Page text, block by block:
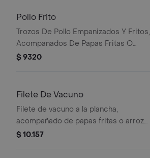
Pollo Frito
Trozos De Pollo Empanizados Y Fritos,
Acompanados De Papas Fritas O
Arroz Blanco.
$ 9320
Filete De Vacuno
Filete de vacuno a la plancha,
acompañado de papas fritas o arroz
blanco.
$ 10.157